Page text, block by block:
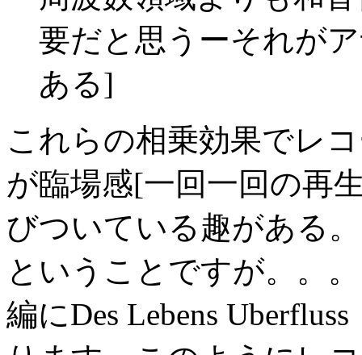
要だと思うーそれが
ある]
これらの相乗効果でレ
が臨場感[一回一回の再
びついている趣がある
ということですが。。
編にDes Lebens